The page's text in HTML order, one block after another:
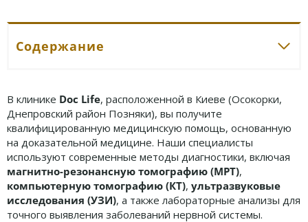
Содержание
В клинике Doc Life, расположенной в Киеве (Осокорки,
Днепровский район Позняки), вы получите
квалифицированную медицинскую помощь, основанную
на доказательной медицине. Наши специалисты
используют современные методы диагностики, включая
магнитно-резонансную томографию (МРТ),
компьютерную томографию (КТ), ультразвуковые
исследования (УЗИ), а также лабораторные анализы для
точного выявления заболеваний нервной системы.